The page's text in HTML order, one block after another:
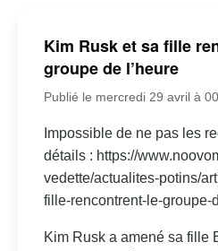
Kim Rusk et sa fille
groupe de l’heure
Publié le mercredi 29 avril à
Impossible de ne pas les
détails : https://
vedette/actualites-potins/
fille-rencontrent-le-groupe-
Kim Rusk a amené sa fille